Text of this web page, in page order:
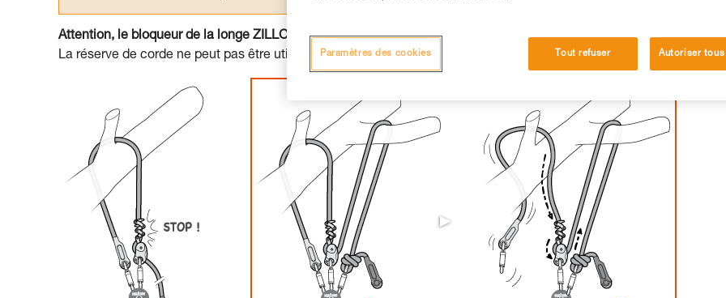
Attention, le bloqueur de la longe ZILLON bloque dans un seul sens.
La réserve de corde ne peut pas être utilisée pour se connecter à un ancrage, il n'y aurait alors pas de blocage.
Tout refuser Autoriser
Paramètres des cookies